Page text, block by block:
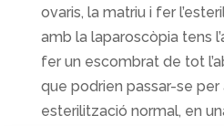
ovaris, la matriu i fer
amb la laparoscòpia tens
fer un escombrat de tot
que podrien passar-se per
esterilització normal, en